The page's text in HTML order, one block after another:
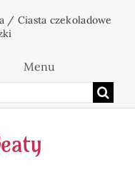
/ Ciasta czekoladowe
Menu
Home
Ciasta